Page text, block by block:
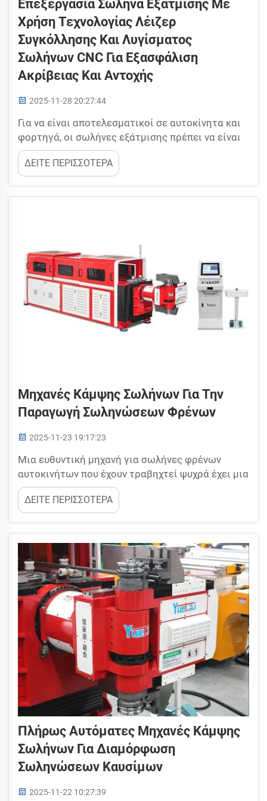
Επεξεργασία Σωλήνα Εξάτμισης Με
Χρήση Τεχνολογίας Λέιζερ
Συγκόλλησης Και Λυγίσματος
Σωλήνων CNC Για Εξασφάλιση
Ακρίβειας Και Αντοχής
2025-11-28 20:27:44
Για να είναι αποτελεσματικοί σε αυτοκίνητα και
φορτηγά, οι σωλήνες εξάτμισης πρέπει να είναι
ανθεκτικοί και να εφαρμόζουν σωστά. Στη Yuetai,
έχουμε εφαρμόσει προηγμένη τεχνολογία
συγκόλλησης λέιζερ και λύγισμα σωλήνων CNC
ΔΕΙΤΕ ΠΕΡΙΣΣΟΤΕΡΑ
Μηχανές Κάμψης Σωλήνων Για Την
Παραγωγή Σωληνώσεων Φρένων
2025-11-23 19:17:23
Μια ευθυντική μηχανή για σωλήνες φρένων
αυτοκινήτων που έχουν τραβηχτεί ψυχρά έχει μια
σημαντική λειτουργία. Οι σωλήνες αυτοί πρέπει
να διαμορφωθούν με ακρίβεια, ώστε τα φρένα να
λειτουργούν με ασφάλεια και αποτελεσματικά.
ανομοιόμορφα, τα φρένα μπορεί να
παρουσιάσουν διαρροή ή...
ΔΕΙΤΕ ΠΕΡΙΣΣΟΤΕΡΑ
Πλήρως Αυτόματες Μηχανές Κάμψης
Σωλήνων Για Διαμόρφωση
Σωληνώσεων Καυσίμων
2025-11-22 10:27:39